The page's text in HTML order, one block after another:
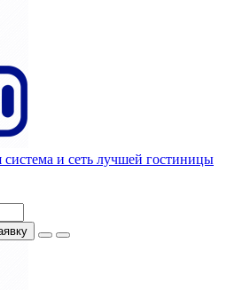
система и сеть лучшей гостиницы